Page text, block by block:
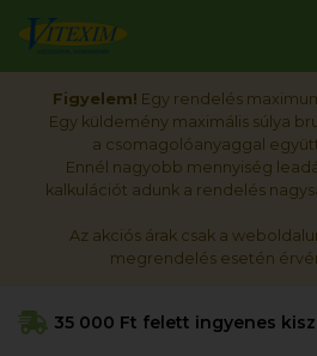
Figyelem! Egy rendelés
Egy küldemény maximális súlya
a csomagolóanyaggal
Ennél nagyobb mennyiség
kalkulációt adunk a rendelés
Az akciós árak csak a
megrendelés esetén
35 000 Ft felett ingyenes